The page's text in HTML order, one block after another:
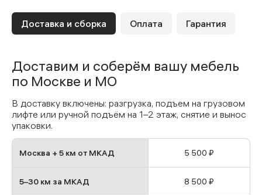
Доставка и сборка Оплата Гарантия
Доставим и соберём вашу мебель
по Москве и МО
В доставку включены: разгрузка, подъем на грузовом
лифте или ручной подъём на 1–2 этаж, снятие и вынос
упаковки.
Москва + 5 км от МКАД
5–30 км за МКАД
5 500 ₽
8 500 ₽